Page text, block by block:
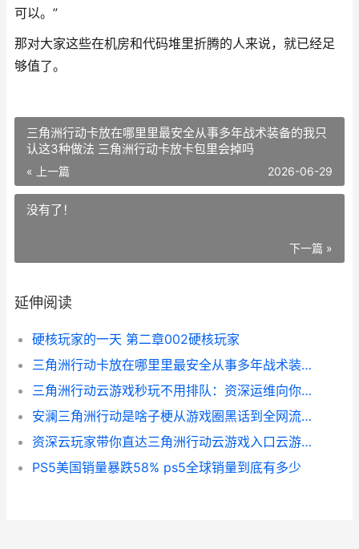
可以。”
那对大家这些在机房和代码堆里折腾的人来说，就已经足
够值了。
三角洲行动卡放在哪里里最安全从事多年战术装备的我只
认这3种做法 三角洲行动卡放卡包里会掉吗
« 上一篇 2026-06-29
没有了！
下一篇 »
延伸阅读
硬核玩家的一天 第二章002硬核玩家
三角洲行动卡放在哪里里最安全从事多年战术装备的我只认这3种做法 三角洲行动卡放卡包里会掉吗
三角洲行动云游戏秒玩不用排队：资深运维向你的真体验和避坑指导 三角洲行动云游戏手机版
安澜三角洲行动是啥子梗从游戏圈黑话到全网流行的安全隐喻 安澜三角洲行动AK
资深云玩家带你直达三角洲行动云游戏入口云游戏中心 资深玩家是啥意思
PS5美国销量暴跌58% ps5全球销量到底有多少